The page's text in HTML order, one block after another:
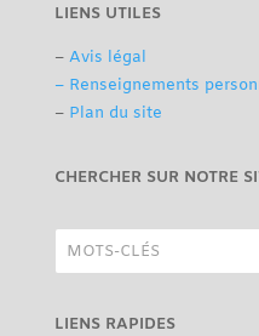
LIENS UTILES
– Avis légal
– Renseignements
– Plan du site
CHERCHER SUR NOTRE
LIENS RAPIDES